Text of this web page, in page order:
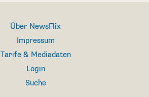
Über NewsFlix
Impressum
Tarife & Mediadaten
Login
Suche